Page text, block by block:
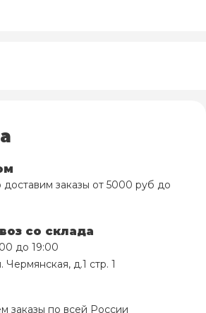
доставим заказы от 5000 руб до
со склада
до 19:00
Чермянская, д.1 стр. 1
заказы по всей России